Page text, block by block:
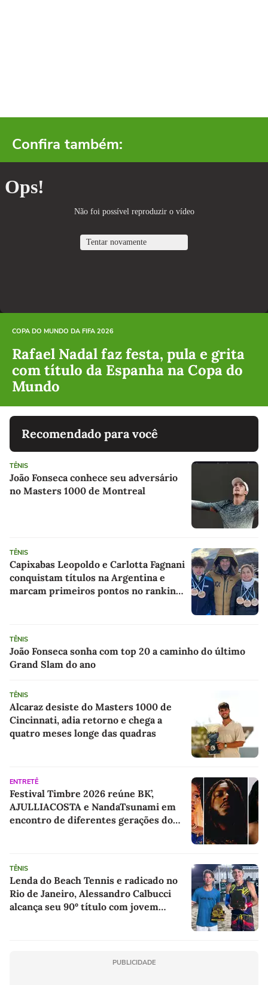
Confira também:
COPA DO MUNDO DA FIFA 2026
Rafael Nadal faz festa, pula e grita
com título da Espanha na Copa do
Mundo
Recomendado para você
TÊNIS
João Fonseca conhece seu adversário
no Masters 1000 de Montreal
TÊNIS
Capixabas Leopoldo e Carlotta Fagnani
conquistam títulos na Argentina e
marcam primeiros pontos no ranking
TÊNIS
João Fonseca sonha com top 20 a caminho do último
Grand Slam do ano
TÊNIS
Alcaraz desiste do Masters 1000 de
Cincinnati, adia retorno e chega a
quatro meses longe das quadras
ENTRETÊ
Festival Timbre 2026 reúne BK’,
AJULLIACOSTA e NandaTsunami em
encontro de diferentes gerações do
TÊNIS
Lenda do Beach Tennis e radicado no
Rio de Janeiro, Alessandro Calbucci
alcança seu 90º título com jovem
PUBLICIDADE